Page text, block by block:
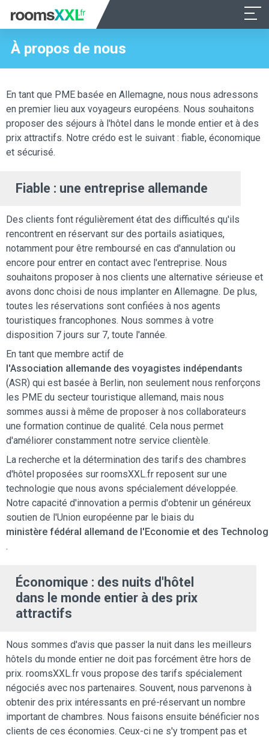
À propos de nous
En tant que PME basée en Allemagne, nous nous adressons
en premier lieu aux voyageurs européens. Nous souhaitons
proposer des séjours à l'hôtel dans le monde entier et à des
prix attractifs. Notre crédo est le suivant : fiable, économique
et sécurisé.
Fiable : une entreprise allemande
Des clients font régulièrement état des difficultés qu'ils
rencontrent en réservant sur des portails asiatiques,
notamment pour être remboursé en cas d'annulation ou
encore pour entrer en contact avec l'entreprise. Nous
souhaitons proposer à nos clients une alternative sérieuse et
avons donc choisi de nous implanter en Allemagne. De plus,
toutes les réservations sont confiées à nos agents
touristiques francophones. Nous sommes à votre
disposition 7 jours sur 7, toute l'année.
En tant que membre actif de
l'Association allemande des voyagistes indépendants
(ASR) qui est basée à Berlin, non seulement nous renforçons
les PME du secteur touristique allemand, mais nous
sommes aussi à même de proposer à nos collaborateurs
une formation continue de qualité. Cela nous permet
d'améliorer constamment notre service clientèle.
La recherche et la détermination des tarifs des chambres
d'hôtel proposées sur roomsXXL.fr reposent sur une
technologie que nous avons spécialement développée.
Notre capacité d'innovation a permis d'obtenir un généreux
soutien de l'Union européenne par le biais du
ministère fédéral allemand de l'Economie et des
.
Économique : des nuits d'hôtel
dans le monde entier à des prix
attractifs
Nous sommes d'avis que passer la nuit dans les meilleurs
hôtels du monde entier ne doit pas forcément être hors de
prix. roomsXXL.fr vous propose des tarifs spécialement
négociés avec nos partenaires. Souvent, nous parvenons à
obtenir des prix intéressants en pré-réservant un nombre
important de chambres. Nous faisons ensuite bénéficier nos
clients de ces économies. Ceux-ci ne s'y trompent pas et